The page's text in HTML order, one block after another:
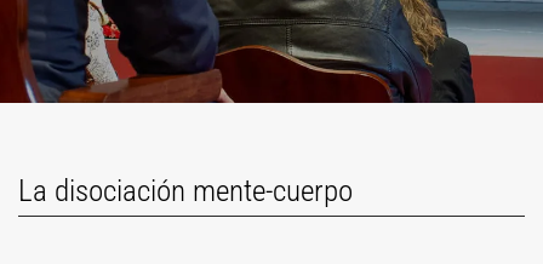
La disociación mente-cuerpo